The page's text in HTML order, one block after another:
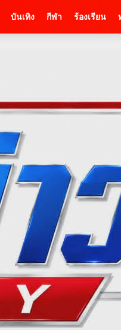
บันเทิง กีฬา ร้องเรียน